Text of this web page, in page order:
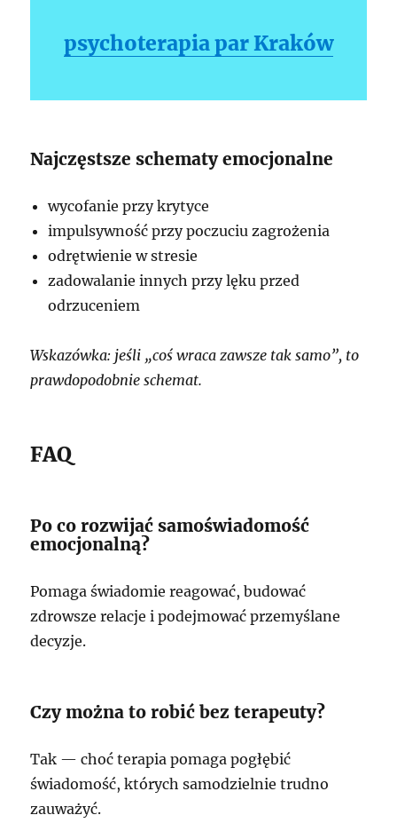
psychoterapia par Kraków
Najczęstsze schematy emocjonalne
wycofanie przy krytyce
impulsywność przy poczuciu zagrożenia
odrętwienie w stresie
zadowalanie innych przy lęku przed
odrzuceniem
Wskazówka: jeśli „coś wraca zawsze tak samo”, to
prawdopodobnie schemat.
FAQ
Po co rozwijać samoświadomość
emocjonalną?
Pomaga świadomie reagować, budować
zdrowsze relacje i podejmować przemyślane
decyzje.
Czy można to robić bez terapeuty?
Tak — choć terapia pomaga pogłębić
świadomość, których samodzielnie trudno
zauważyć.